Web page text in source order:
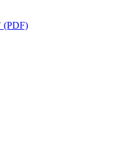
(PDF)